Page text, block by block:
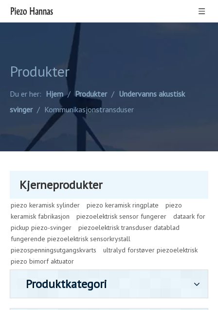
Produkter
Du er her: Hjem / Produkter / Undervanns akustisk
svinger / Kommunikasjonstransduser
Kjerneprodukter
piezo keramisk sylinder piezo keramisk ringplate
piezo
keramisk fabrikasjon
piezoelektrisk sensor fungerer
dataark for
pickup piezo-svinger
piezoelektrisk transduser datablad
fungerende piezoelektrisk sensorkrystall
piezospenningsutgangskvarts
ultralyd forstøver piezoelektrisk
piezo bimorf aktuator
Produktkategori